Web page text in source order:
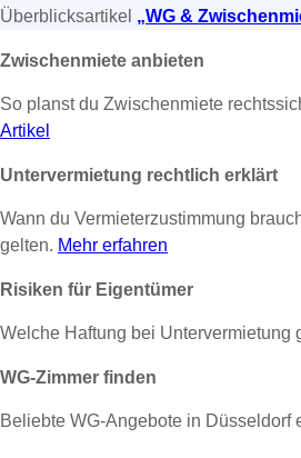
Überblicksartikel „WG &
Zwischenmiete anbieten
So planst du Zwischenmiete
Artikel
Untervermietung rechtlich erklärt
Wann du Vermieterzustimmung
gelten. Mehr erfahren
Risiken für Eigentümer
Welche Haftung bei Untervermietung
WG-Zimmer finden
Beliebte WG-Angebote in Düsseldorf